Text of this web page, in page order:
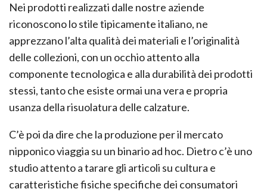
Nei prodotti realizzati dalle nostre aziende
riconoscono lo stile tipicamente italiano, ne
apprezzano l’alta qualità dei materiali e l’originalità
delle collezioni, con un occhio attento alla
componente tecnologica e alla durabilità dei prodotti
stessi, tanto che esiste ormai una vera e propria
usanza della risuolatura delle calzature.
C’è poi da dire che la produzione per il mercato
nipponico viaggia su un binario ad hoc. Dietro c’è uno
studio attento a tarare gli articoli su cultura e
caratteristiche fisiche specifiche dei consumatori